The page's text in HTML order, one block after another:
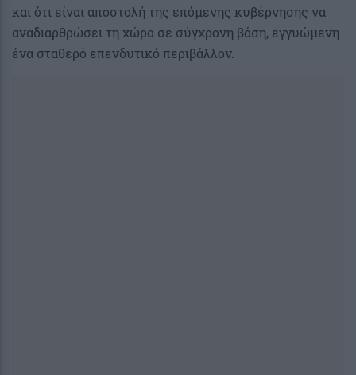
και ότι είναι αποστολή της επόμενης κυβέρνησης να
αναδιαρθρώσει τη χώρα σε σύγχρονη βάση, εγγυώμενη
ένα σταθερό επενδυτικό περιβάλλον.